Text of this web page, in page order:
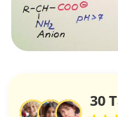
30